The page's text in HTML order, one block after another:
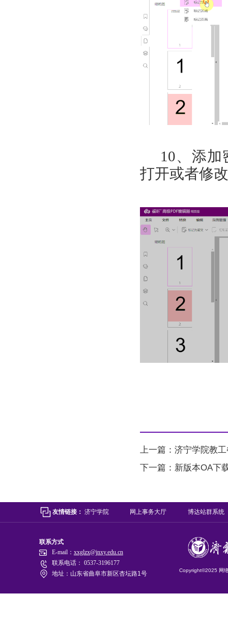
10、添加
打开或者修
上一篇：济宁学院教
下一篇： 新版本OA下
友情链接： 济宁学院 网上事务大厅 博达站群系统
联系方式
E-mail： xxglzx@jnxy.edu.cn
联系电话： 0537-3196177
地址：山东省曲阜市新区杏坛路1号
Copyright©2025 网